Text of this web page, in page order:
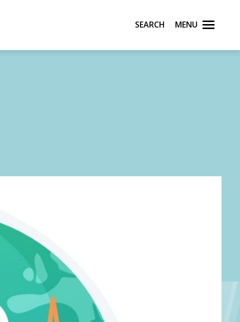
Search Menu